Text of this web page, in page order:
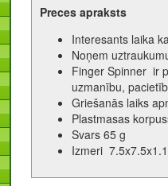
Preces apraksts
Interesants laika
Noņem
Finger Spinner ir
uzmanību,
Griešanās laiks
Plastmasas
Svars 65 g
Izmeri